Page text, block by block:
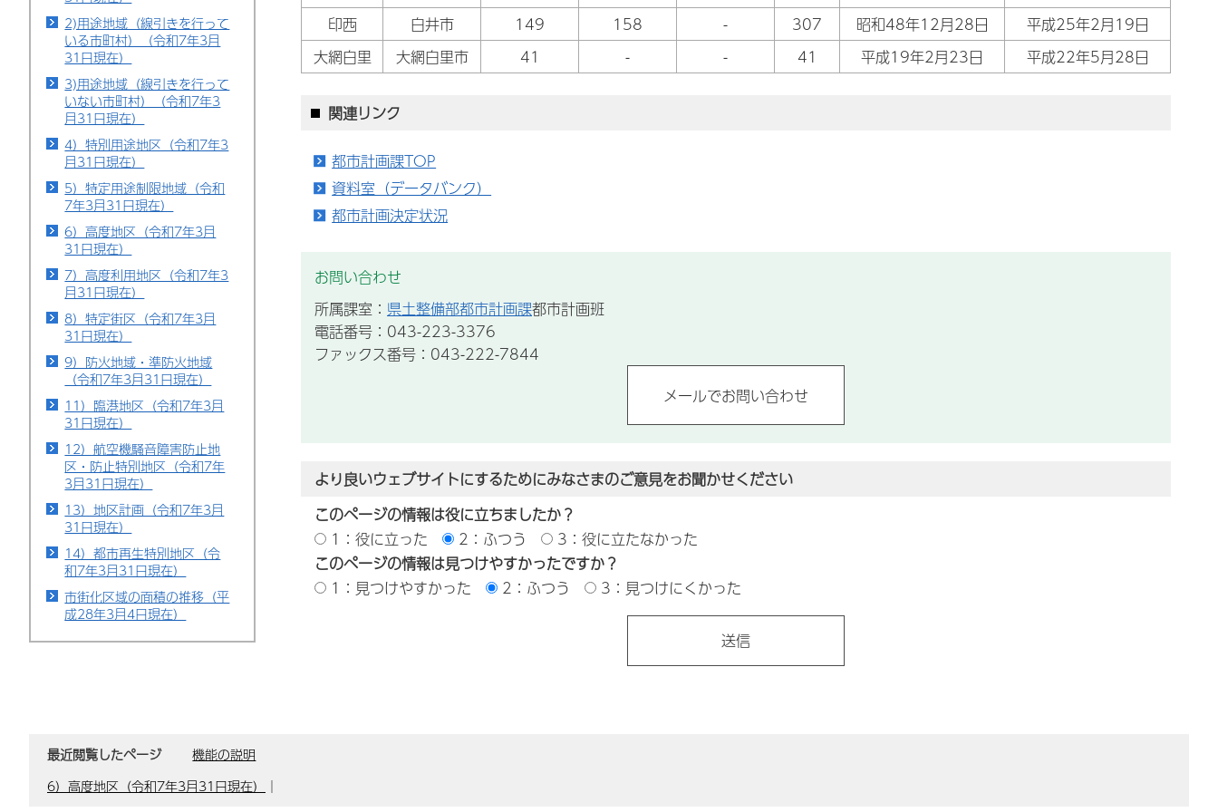
2)用途地域（線引きを行って
いる市町村）（令和7年3月
31日現在）
3)用途地域（線引きを行って
いない市町村）（令和7年3
月31日現在）
4）特別用途地区（令和7年3
月31日現在）
5）特定用途制限地域（令和
7年3月31日現在）
6）高度地区（令和7年3月
31日現在）
7）高度利用地区（令和7年3
月31日現在）
8）特定街区（令和7年3月
31日現在）
9）防火地域・準防火地域
（令和7年3月31日現在）
11）臨港地区（令和7年3月
31日現在）
12）航空機騒音障害防止地
区・防止特別地区（令和7年
3月31日現在）
13）地区計画（令和7年3月
31日現在）
14）都市再生特別地区（令
和7年3月31日現在）
市街化区域の面積の推移（平
成28年3月4日現在）
印西
白井市 149 158 - 307 昭和48年12月28日
平成25年2月19日
大網白里
大網白里市 41 - - 41 平成19年2月23日 平成22年5月28日
関連リンク
都市計画課TOP
資料室（データバンク）
都市計画決定状況
お問い合わせ
所属課室： 県土整備部都市計画課都市計画班
電話番号：043-223-3376
ファックス番号：043-222-7844
より良いウェブサイトにするためにみなさまのご意見をお聞かせください
このページの情報は役に立ちましたか？
1：役に立った
2：ふつう
3：役に立たなかった
このページの情報は見つけやすかったですか？
1：見つけやすかった
2：ふつう 3：見つけにくかった
最近閲覧したページ
機能の説明
6）高度地区（令和7年3月31日現在）
｜